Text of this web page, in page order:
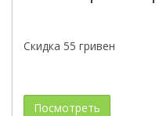
Скидка 55 гривен
Посмотреть